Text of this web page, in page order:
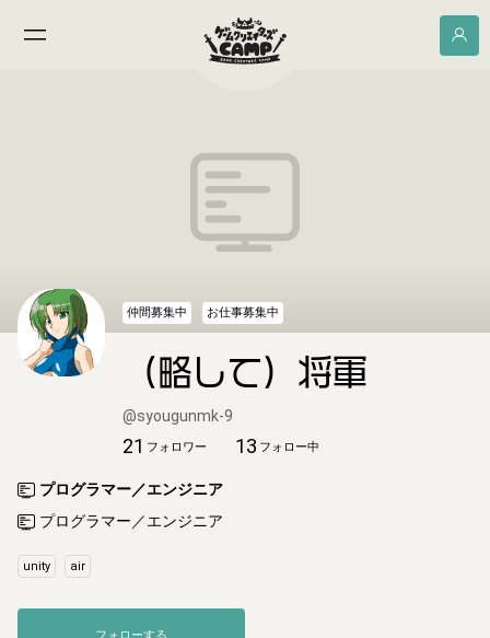
仲間募集中 お仕事募集中
（略して）将軍
@syougunmk-9
21 フォロワー 13 フォロー中
プログラマー／エンジニア
プログラマー／エンジニア
unity air
フォローする